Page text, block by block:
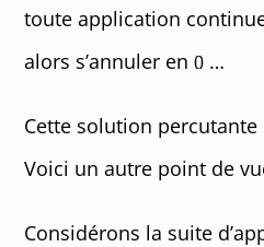
toute application
alors s’annuler en
…
Cette solution percutante
Voici un autre point de
Considérons la suite